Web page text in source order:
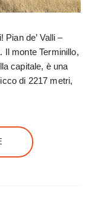
Pian de’ Valli –
Il monte Terminillo,
capitale, è una
di 2217 metri,